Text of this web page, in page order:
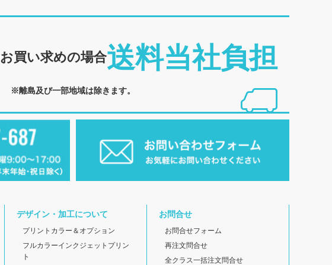
お買い求めの場合送料当社負担
※離島及び一部地域は除きます。
デザイン・加工について
プリントカラー＆オプション
フルカラーインクジェットプリン
ト
お問合せ
お問合せフォーム
再注文問合せ
全クラス一括注文問合せ